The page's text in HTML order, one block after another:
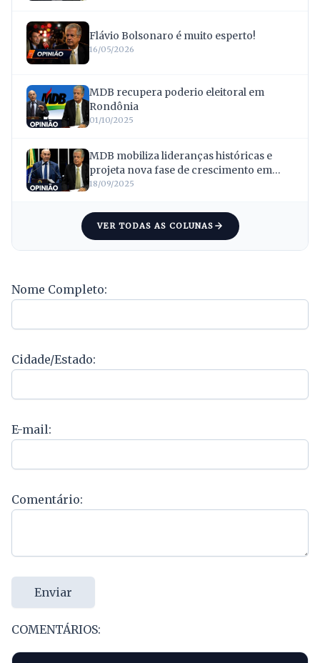
Flávio Bolsonaro é muito esperto!
16/05/2026
MDB recupera poderio eleitoral em
Rondônia
01/10/2025
MDB mobiliza lideranças históricas e
projeta nova fase de crescimento em
Rondônia
18/09/2025
VER TODAS AS COLUNAS
Nome Completo:
Cidade/Estado:
E-mail:
Comentário:
Enviar
COMENTÁRIOS: